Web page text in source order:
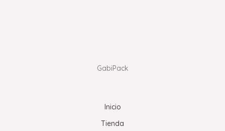
GabiPack
Inicio
Tienda